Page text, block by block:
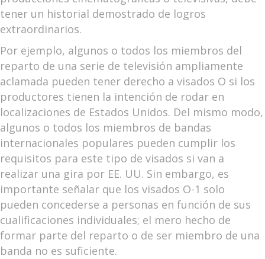
tener un historial demostrado de logros
extraordinarios.
Por ejemplo, algunos o todos los miembros del
reparto de una serie de televisión ampliamente
aclamada pueden tener derecho a visados O si los
productores tienen la intención de rodar en
localizaciones de Estados Unidos. Del mismo modo,
algunos o todos los miembros de bandas
internacionales populares pueden cumplir los
requisitos para este tipo de visados si van a
realizar una gira por EE. UU. Sin embargo, es
importante señalar que los visados O-1 solo
pueden concederse a personas en función de sus
cualificaciones individuales; el mero hecho de
formar parte del reparto o de ser miembro de una
banda no es suficiente.